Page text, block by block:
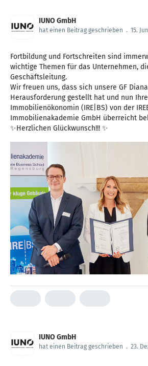
IUNO GmbH
hat einen Beitrag geschrieben . 15.
Fortbildung und Fortschreiten sind
wichtige Themen für das Unternehmen,
Geschäftsleitung.
Wir freuen uns, dass sich unsere GF
Herausforderung gestellt hat und nun
Immobilienökonomin (IRE|BS) von der
Immobilienakademie GmbH überreicht
✨Herzlichen Glückwunsch!!! ✨
IUNO GmbH
hat einen Beitrag geschrieben . 23.